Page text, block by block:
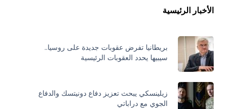
الأخبار الرئيسية
بريطانيا تفرض عقوبات جديدة على روسيا..
سيبيها يحدد العقوبات الرئيسية
زيلينسكي يبحث تعزيز دفاع دونيتسك والدفاع
الجوي مع دراباتي